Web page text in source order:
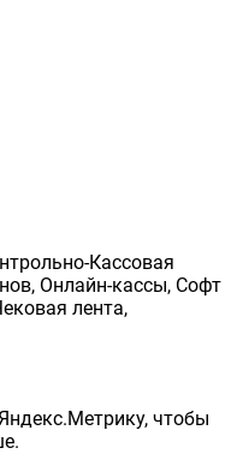
Кассовая
Онлайн-кассы, Софт
лента,
чтобы